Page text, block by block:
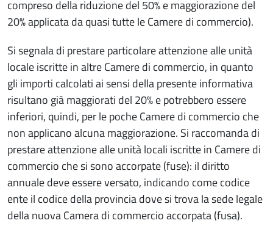
compreso della riduzione del 50% e maggiorazione del
20% applicata da quasi tutte le Camere di commercio).
Si segnala di prestare particolare attenzione alle unità
locale iscritte in altre Camere di commercio, in quanto
gli importi calcolati ai sensi della presente informativa
risultano già maggiorati del 20% e potrebbero essere
inferiori, quindi, per le poche Camere di commercio che
non applicano alcuna maggiorazione. Si raccomanda di
prestare attenzione alle unità locali iscritte in Camere di
commercio che si sono accorpate (fuse): il diritto
annuale deve essere versato, indicando come codice
ente il codice della provincia dove si trova la sede legale
della nuova Camera di commercio accorpata (fusa).